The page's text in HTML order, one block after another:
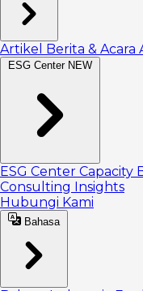
Artikel Berita & Acara
ESG Center NEW
ESG Center Capacity
Consulting Insights
Hubungi Kami
Bahasa